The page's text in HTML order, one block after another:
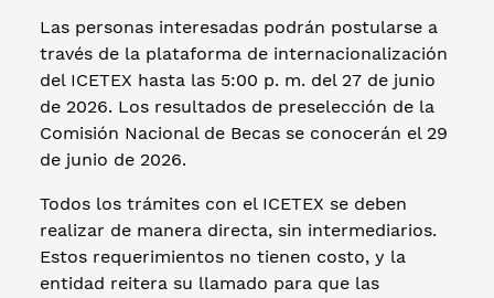
Las personas interesadas podrán postularse a
través de la plataforma de internacionalización
del ICETEX hasta las 5:00 p. m. del 27 de junio
de 2026. Los resultados de preselección de la
Comisión Nacional de Becas se conocerán el 29
de junio de 2026.
Todos los trámites con el ICETEX se deben
realizar de manera directa, sin intermediarios.
Estos requerimientos no tienen costo, y la
entidad reitera su llamado para que las